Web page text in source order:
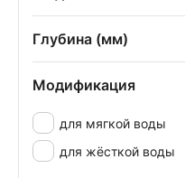
Глубина (мм)
Модификация
для мягкой воды
для жёсткой воды